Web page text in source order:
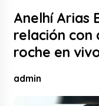
Anelhí Arias
relación con
roche en
admin